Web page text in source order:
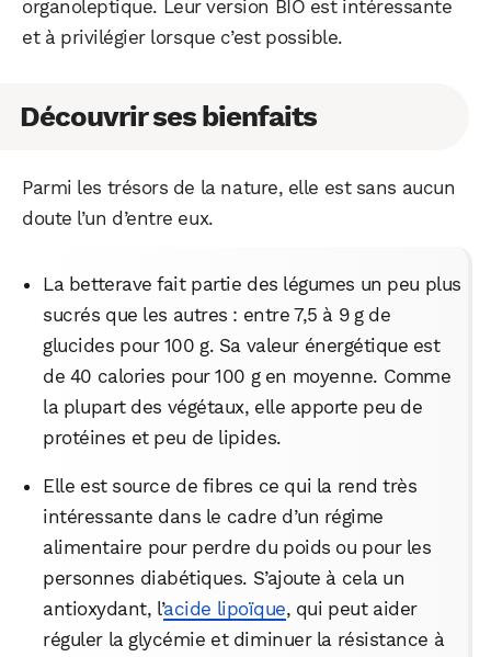
organoleptique. Leur version BIO est intéressante
et à privilégier lorsque c’est possible.
Découvrir ses bienfaits
Parmi les trésors de la nature, elle est sans aucun
doute l’un d’entre eux.
La betterave fait partie des légumes un peu plus
sucrés que les autres : entre 7,5 à 9 g de
glucides pour 100 g. Sa valeur énergétique est
de 40 calories pour 100 g en moyenne. Comme
la plupart des végétaux, elle apporte peu de
protéines et peu de lipides.
Elle est source de fibres ce qui la rend très
intéressante dans le cadre d’un régime
alimentaire pour perdre du poids ou pour les
personnes diabétiques. S’ajoute à cela un
antioxydant, l’acide lipoïque, qui peut aider
réguler la glycémie et diminuer la résistance à